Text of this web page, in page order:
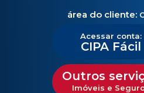
área do cliente:
Acessar conta:
CIPA Fácil
Outros
Imóveis e